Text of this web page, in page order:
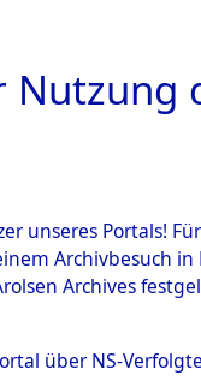
unseres Portals!
Archivbesuch
Archives
über NS-